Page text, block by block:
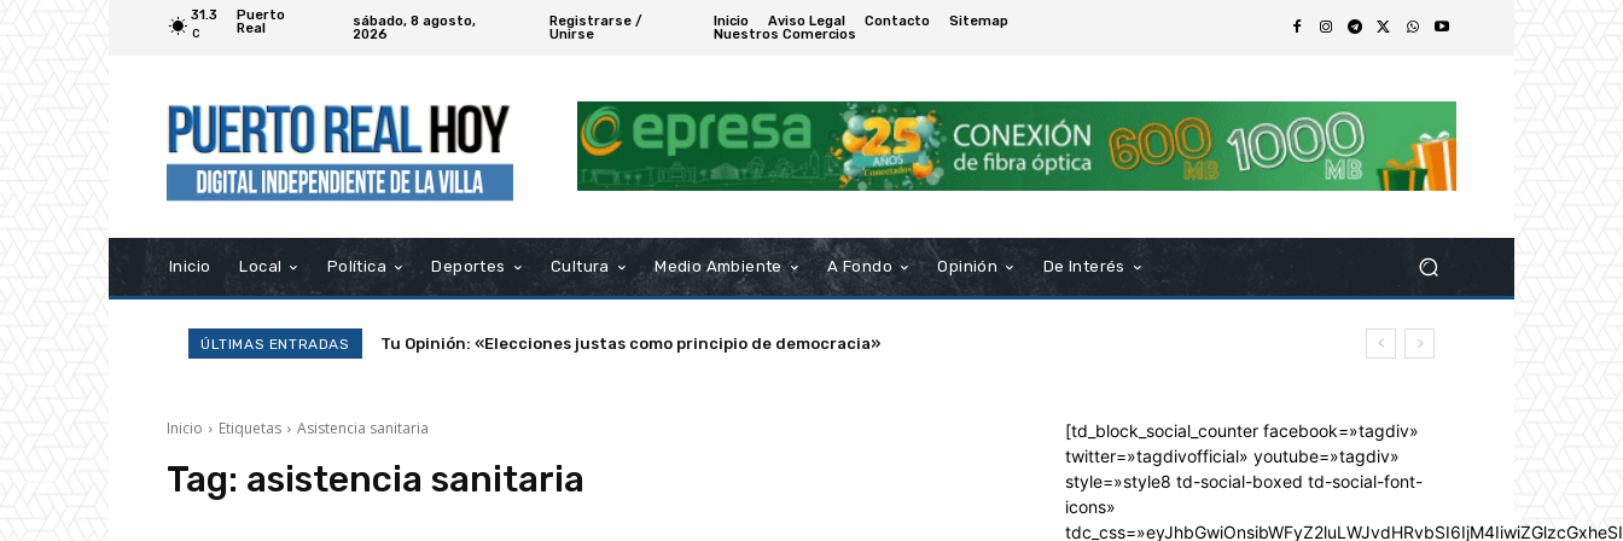
31.3
C
Puerto
Real
sábado, 8 agosto,
2026
Registrarse /
Unirse
Inicio Aviso Legal Contacto
Sitemap
Nuestros Comercios
Inicio Local Política Deportes Cultura Medio Ambiente A Fondo Opinión De Interés
ÚLTIMAS ENTRADAS Tu Opinión: «Elecciones justas como principio de democracia»
Inicio Etiquetas Asistencia sanitaria
Tag: asistencia sanitaria
[td_block_social_counter facebook=»tagdiv»
twitter=»tagdivofficial» youtube=»tagdiv»
style=»style8 td-social-boxed td-social-font-
icons»